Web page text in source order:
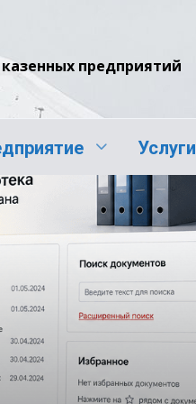
предприятий
Услуги